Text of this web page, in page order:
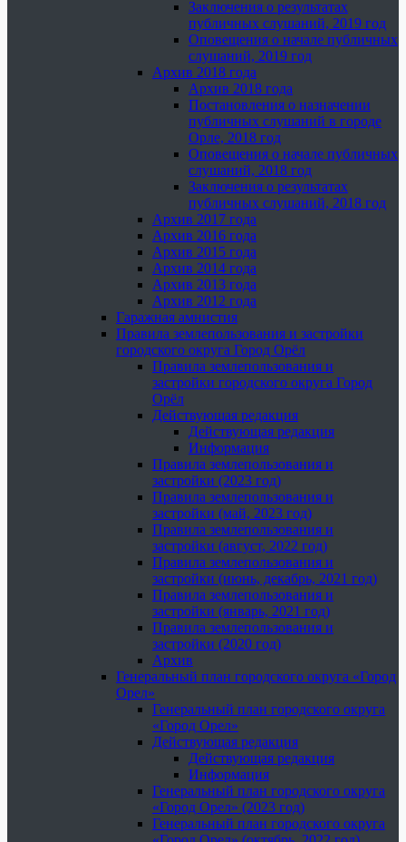
Заключения о результатах
публичных слушаний, 2019 год
Оповещения о начале публичных
слушаний, 2019 год
Архив 2018 года
Архив 2018 года
Постановления о назначении
публичных слушаний в городе
Орле, 2018 год
Оповещения о начале публичных
слушаний, 2018 год
Заключения о результатах
публичных слушаний, 2018 год
Архив 2017 года
Архив 2016 года
Архив 2015 года
Архив 2014 года
Архив 2013 года
Архив 2012 года
Гаражная амнистия
Правила землепользования и застройки
городского округа Город Орёл
Правила землепользования и
застройки городского округа Город
Орёл
Действующая редакция
Действующая редакция
Информация
Правила землепользования и
застройки (2023 год)
Правила землепользования и
застройки (май, 2023 год)
Правила землепользования и
застройки (август, 2022 год)
Правила землепользования и
застройки (июнь, декабрь, 2021 год)
Правила землепользования и
застройки (январь, 2021 год)
Правила землепользования и
застройки (2020 год)
Архив
Генеральный план городского округа «Город
Орел»
Генеральный план городского округа
«Город Орел»
Действующая редакция
Действующая редакция
Информация
Генеральный план городского округа
«Город Орел» (2023 год)
Генеральный план городского округа